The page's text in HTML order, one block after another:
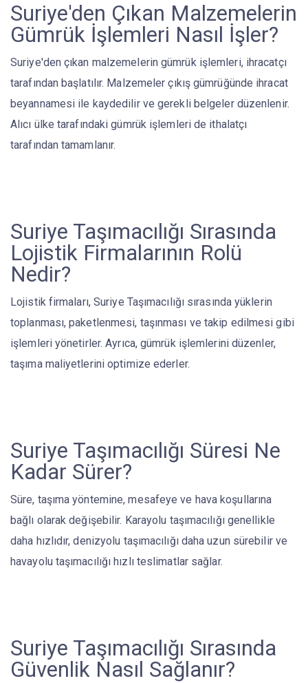
Suriye'den Çıkan Malzemelerin
Gümrük İşlemleri Nasıl İşler?
Suriye'den çıkan malzemelerin gümrük işlemleri, ihracatçı
tarafından başlatılır. Malzemeler çıkış gümrüğünde ihracat
beyannamesi ile kaydedilir ve gerekli belgeler düzenlenir.
Alıcı ülke tarafındaki gümrük işlemleri de ithalatçı
tarafından tamamlanır.
Suriye Taşımacılığı Sırasında
Lojistik Firmalarının Rolü
Nedir?
Lojistik firmaları, Suriye Taşımacılığı sırasında yüklerin
toplanması, paketlenmesi, taşınması ve takip edilmesi gibi
işlemleri yönetirler. Ayrıca, gümrük işlemlerini düzenler,
taşıma maliyetlerini optimize ederler.
Suriye Taşımacılığı Süresi Ne
Kadar Sürer?
Süre, taşıma yöntemine, mesafeye ve hava koşullarına
bağlı olarak değişebilir. Karayolu taşımacılığı genellikle
daha hızlıdır, denizyolu taşımacılığı daha uzun sürebilir ve
havayolu taşımacılığı hızlı teslimatlar sağlar.
Suriye Taşımacılığı Sırasında
Güvenlik Nasıl Sağlanır?